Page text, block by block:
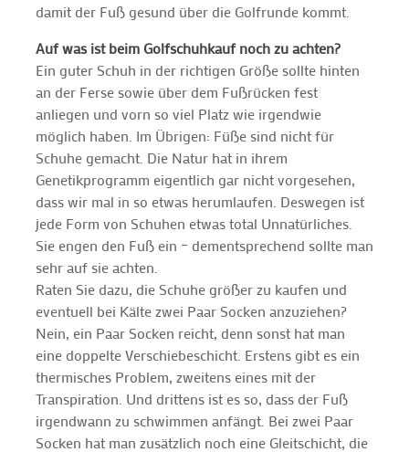
damit der Fuß gesund über die Golfrunde kommt.
Auf was ist beim Golfschuhkauf noch zu achten?
Ein guter Schuh in der richtigen Größe sollte hinten
an der Ferse sowie über dem Fußrücken fest
anliegen und vorn so viel Platz wie irgendwie
möglich haben. Im Übrigen: Füße sind nicht für
Schuhe gemacht. Die Natur hat in ihrem
Genetikprogramm eigentlich gar nicht vorgesehen,
dass wir mal in so etwas herumlaufen. Deswegen ist
jede Form von Schuhen etwas total Unnatürliches.
Sie engen den Fuß ein – dementsprechend sollte man
sehr auf sie achten.
Raten Sie dazu, die Schuhe größer zu kaufen und
eventuell bei Kälte zwei Paar Socken anzuziehen?
Nein, ein Paar Socken reicht, denn sonst hat man
eine doppelte Verschiebeschicht. Erstens gibt es ein
thermisches Problem, zweitens eines mit der
Transpiration. Und drittens ist es so, dass der Fuß
irgendwann zu schwimmen anfängt. Bei zwei Paar
Socken hat man zusätzlich noch eine Gleitschicht, die